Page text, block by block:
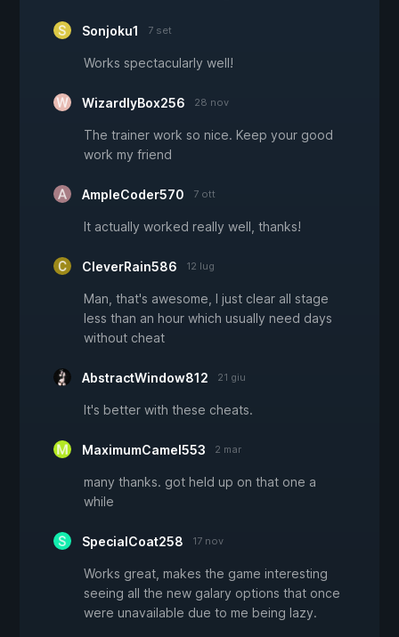
Sonjoku1 7 set
Works spectacularly well!
WizardlyBox256 28 nov
The trainer work so nice. Keep your good
work my friend
AmpleCoder570 7 ott
It actually worked really well, thanks!
CleverRain586 12 lug
Man, that's awesome, I just clear all stage
less than an hour which usually need days
without cheat
AbstractWindow812 21 giu
It's better with these cheats.
MaximumCamel553 2 mar
many thanks. got held up on that one a
while
SpecialCoat258 17 nov
Works great, makes the game interesting
seeing all the new galary options that once
were unavailable due to me being lazy.